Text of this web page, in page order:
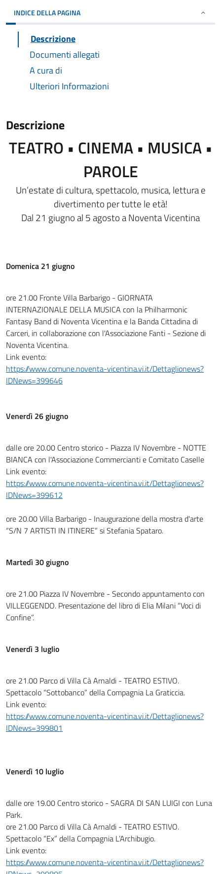
INDICE DELLA PAGINA
Descrizione
Documenti allegati
A cura di
Ulteriori Informazioni
Descrizione
TEATRO • CINEMA • MUSICA •
PAROLE
Un’estate di cultura, spettacolo, musica, lettura e
divertimento per tutte le età!
Dal 21 giugno al 5 agosto a Noventa Vicentina
Domenica 21 giugno
ore 21.00 Fronte Villa Barbarigo - GIORNATA
INTERNAZIONALE DELLA MUSICA con la Philharmonic
Fantasy Band di Noventa Vicentina e la Banda Cittadina di
Carceri, in collaborazione con l'Associazione Fanti - Sezione di
Noventa Vicentina.
Link evento:
https://www.comune.noventa-vicentina.vi.it/Dettaglionews?
IDNews=399646
Venerdì 26 giugno
dalle ore 20.00 Centro storico - Piazza IV Novembre - NOTTE
BIANCA con l'Associazione Commercianti e Comitato Caselle
Link evento:
https://www.comune.noventa-vicentina.vi.it/Dettaglionews?
IDNews=399612
ore 20.00 Villa Barbarigo - Inaugurazione della mostra d'arte
“S/N 7 ARTISTI IN ITINERE” si Stefania Spataro.
Martedì 30 giugno
ore 21.00 Piazza IV Novembre - Secondo appuntamento con
VILLEGGENDO. Presentazione del libro di Elia Milani “Voci di
Confine”.
Venerdì 3 luglio
ore 21.00 Parco di Villa Cà Arnaldi - TEATRO ESTIVO.
Spettacolo “Sottobanco” della Compagnia La Graticcia.
Link evento:
https://www.comune.noventa-vicentina.vi.it/Dettaglionews?
IDNews=399801
Venerdì 10 luglio
dalle ore 19.00 Centro storico - SAGRA DI SAN LUIGI con Luna
Park.
ore 21.00 Parco di Villa Cà Arnaldi - TEATRO ESTIVO.
Spettacolo “Ex” della Compagnia L’Archibugio.
Link evento:
https://www.comune.noventa-vicentina.vi.it/Dettaglionews?